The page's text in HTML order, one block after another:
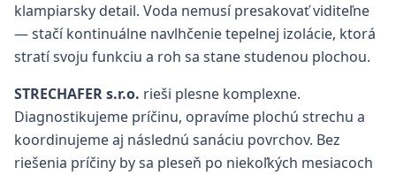
klampiarsky detail. Voda nemusí presakovať viditeľne
— stačí kontinuálne navlhčenie tepelnej izolácie, ktorá
stratí svoju funkciu a roh sa stane studenou plochou.
STRECHAFER s.r.o. rieši plesne komplexne.
Diagnostikujeme príčinu, opravíme plochú strechu a
koordinujeme aj následnú sanáciu povrchov. Bez
riešenia príčiny by sa pleseň po niekoľkých mesiacoch